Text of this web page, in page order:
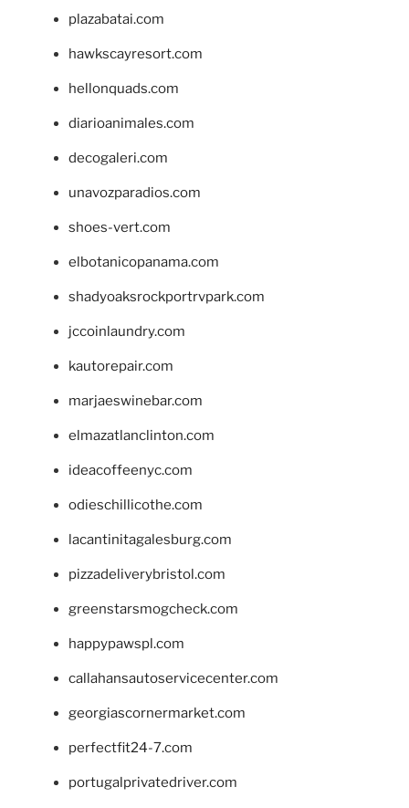
plazabatai.com
hawkscayresort.com
hellonquads.com
diarioanimales.com
decogaleri.com
unavozparadios.com
shoes-vert.com
elbotanicopanama.com
shadyoaksrockportrvpark.com
jccoinlaundry.com
kautorepair.com
marjaeswinebar.com
elmazatlanclinton.com
ideacoffeenyc.com
odieschillicothe.com
lacantinitagalesburg.com
pizzadeliverybristol.com
greenstarsmogcheck.com
happypawspl.com
callahansautoservicecenter.com
georgiascornermarket.com
perfectfit24-7.com
portugalprivatedriver.com